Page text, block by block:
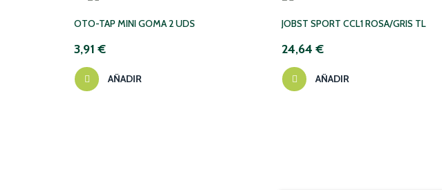
OTO-TAP MINI GOMA 2 UDS
3,91 €
AÑADIR
JOBST SPORT CCL1 ROSA/GRIS TL
24,64 €
AÑADIR